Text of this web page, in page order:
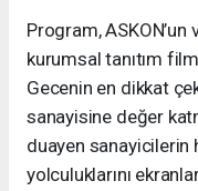
Program,
kurumsal tanıtım
Gecenin en dikkat
sanayisine değer
duayen sanayicilerin
yolculuklarını